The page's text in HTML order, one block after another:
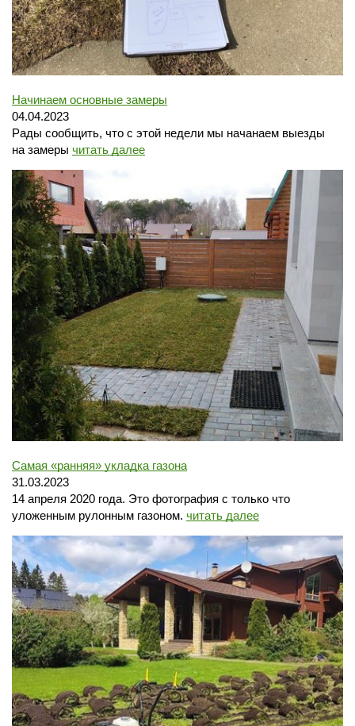
Перезвонить
+7 (495) 181-61-55
Начинаем основные замеры
04.04.2023
Рады сообщить, что с этой недели мы начанаем выезды
на замеры читать далее
Самая «ранняя» укладка газона
31.03.2023
14 апреля 2020 года. Это фотография с только что
уложенным рулонным газоном. читать далее